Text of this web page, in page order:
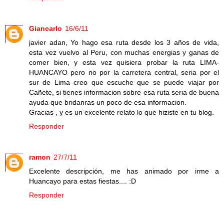
Giancarlo 16/6/11
javier adan, Yo hago esa ruta desde los 3 años de vida,
esta vez vuelvo al Peru, con muchas energias y ganas de
comer bien, y esta vez quisiera probar la ruta LIMA-
HUANCAYO pero no por la carretera central, seria por el
sur de Lima creo que escuche que se puede viajar por
Cañete, si tienes informacion sobre esa ruta seria de buena
ayuda que bridanras un poco de esa informacion.
Gracias , y es un excelente relato lo que hiziste en tu blog.
Responder
ramon 27/7/11
Excelente descripción, me has animado por irme a
Huancayo para estas fiestas.... :D
Responder